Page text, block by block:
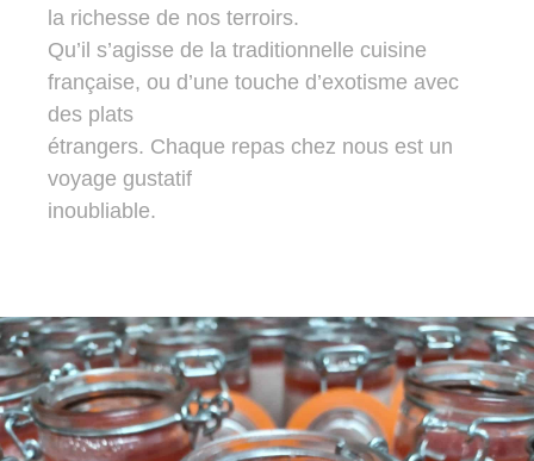
la richesse de nos terroirs.
Qu’il s’agisse de la traditionnelle cuisine
française, ou d’une touche d’exotisme avec
des plats
étrangers. Chaque repas chez nous est un
voyage gustatif
inoubliable.